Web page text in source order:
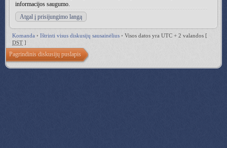
informacijos saugumo.
Atgal į prisijungimo langą
Komanda • Ištrinti visus diskusijų sausainėlius • Visos datos yra UTC + 2 valandos [
DST ]
Pagrindinis diskusijų puslapis